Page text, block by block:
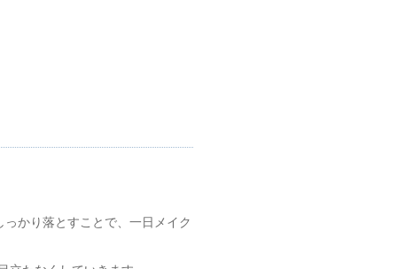
かり落とすことで、一日メイク